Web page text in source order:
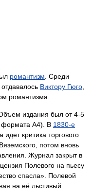
романтизм . Среди
Виктору Гюго
романтизма.
издания был от 4-5
формата А4). В 1830-е
критика торгового
потом вновь
Журнал закрыт в
Полевого на пьесу
спасла». Полевой
на её льстивый